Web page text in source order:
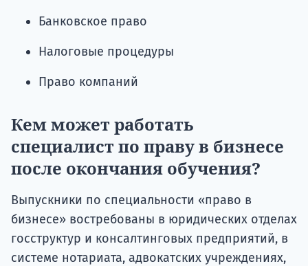
Банковское право
Налоговые процедуры
Право компаний
Кем может работать
специалист по праву в бизнесе
после окончания обучения?
Выпускники по специальности «право в
бизнесе» востребованы в юридических отделах
госструктур и консалтинговых предприятий, в
системе нотариата, адвокатских учреждениях,